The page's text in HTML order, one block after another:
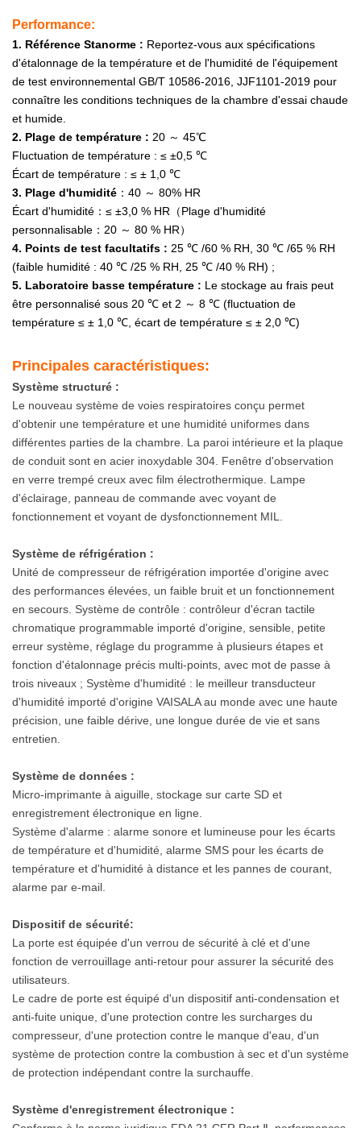
De Problèmes De
Sécurité En
Raison De La
Qualité Du
Matériau De La
Chambre D'essai
Sous Les
Changements De
Température,
Nous Avons
Utilisé Un
Matériau En
Acier Inoxydable
304 Résistant À
La Corrosion,
Aux Hautes
Températures Et
Non Toxique
Pour La Paroi
Intérieure Et
Plaque De
Conduit D'air De
D'essai Sans
Rendez-Vous. De
Plus, Il Présente
Une Résistance
Résister À De
Fortes Pressions,
Ne S’abîme Pas
Facilement Et Est
Durable Pour Une
Utilisation À
Performance:
1. Référence Stanorme : Reportez-vous aux spécifications
d'étalonnage de la température et de l'humidité de l'équipement
de test environnemental GB/T 10586-2016, JJF1101-2019 pour
connaître les conditions techniques de la chambre d'essai chaude
et humide.
2. Plage de température : 20 ～ 45℃
Fluctuation de température : ≤ ±0,5 ℃
Écart de température : ≤ ± 1,0 ℃
3. Plage d'humidité ：40 ～ 80% HR
Écart d'humidité：≤ ±3,0 % HR（Plage d'humidité
personnalisable：20 ～ 80 % HR）
4. Points de test facultatifs : 25 ℃ /60 % RH, 30 ℃ /65 % RH
(faible humidité : 40 ℃ /25 % RH, 25 ℃ /40 % RH) ;
5. Laboratoire basse température : Le stockage au frais peut
être personnalisé sous 20 ℃ et 2 ～ 8 ℃ (fluctuation de
température ≤ ± 1,0 ℃, écart de température ≤ ± 2,0 ℃)
Principales caractéristiques:
Système structuré :
Le nouveau système de voies respiratoires conçu permet
d'obtenir une température et une humidité uniformes dans
différentes parties de la chambre. La paroi intérieure et la plaque
de conduit sont en acier inoxydable 304. Fenêtre d'observation
en verre trempé creux avec film électrothermique. Lampe
d'éclairage, panneau de commande avec voyant de
fonctionnement et voyant de dysfonctionnement MIL.
Système de réfrigération :
Unité de compresseur de réfrigération importée d'origine avec
des performances élevées, un faible bruit et un fonctionnement
en secours. Système de contrôle : contrôleur d'écran tactile
chromatique programmable importé d'origine, sensible, petite
erreur système, réglage du programme à plusieurs étapes et
fonction d'étalonnage précis multi-points, avec mot de passe à
trois niveaux ; Système d'humidité : le meilleur transducteur
d'humidité importé d'origine VAISALA au monde avec une haute
précision, une faible dérive, une longue durée de vie et sans
entretien.
Système de données :
Micro-imprimante à aiguille, stockage sur carte SD et
enregistrement électronique en ligne.
Système d'alarme : alarme sonore et lumineuse pour les écarts
de température et d'humidité, alarme SMS pour les écarts de
température et d'humidité à distance et les pannes de courant,
alarme par e-mail.
Dispositif de sécurité:
La porte est équipée d'un verrou de sécurité à clé et d'une
fonction de verrouillage anti-retour pour assurer la sécurité des
utilisateurs.
Le cadre de porte est équipé d'un dispositif anti-condensation et
anti-fuite unique, d'une protection contre les surcharges du
compresseur, d'une protection contre le manque d'eau, d'un
système de protection contre la combustion à sec et d'un système
de protection indépendant contre la surchauffe.
Système d'enregistrement électronique :